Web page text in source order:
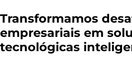
Transformamos
empresariais em
tecnológicas